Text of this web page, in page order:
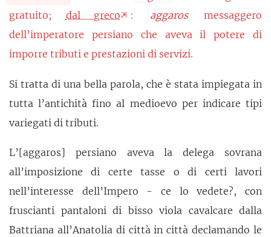
gratuito; dal greco : aggaros
messaggero
dell’imperatore persiano che aveva il potere di
imporre tributi e prestazioni di servizi.
Si tratta di una bella parola, che è stata impiegata in
tutta l’antichità fino al medioevo per indicare tipi
variegati di tributi.
L’[aggaros] persiano aveva la delega sovrana
all’imposizione di certe tasse o di certi lavori
nell’interesse dell’Impero - ce lo vedete?, con
fruscianti pantaloni di bisso viola cavalcare dalla
Battriana all’Anatolia di città in città declamando le